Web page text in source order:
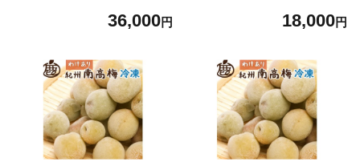
ライドチキン・グリルチキ
36,000円 18,000円